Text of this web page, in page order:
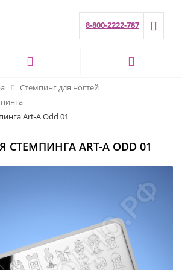
8-800-2222-787
Стемпинг для ногтей
Art-A Odd 01
ART-A ODD 01